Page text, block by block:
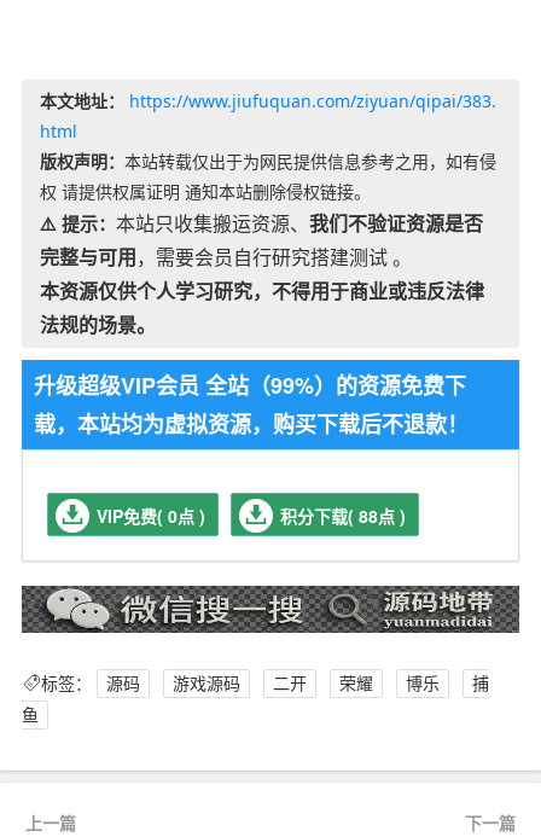
本文地址：
https://www.jiufuquan.com/ziyuan/qipai/383.
html
版权声明： 本站转载仅出于为网民提供信息参考之用，如有侵
权 请提供权属证明 通知本站删除侵权链接。
⚠️ 提示： 本站只收集搬运资源、 我们不验证资源是否
完整与可用，需要会员自行研究搭建测试 。
本资源仅供个人学习研究，不得用于商业或违反法律
法规的场景。
升级超级VIP会员 全站（99%）的资源免费下
载，本站均为虚拟资源，购买下载后不退款！
VIP免费( 0点 ) 积分下载( 88点 )
标签： 源码 游戏源码 二开 荣耀 博乐
捕
鱼
上一篇 下一篇